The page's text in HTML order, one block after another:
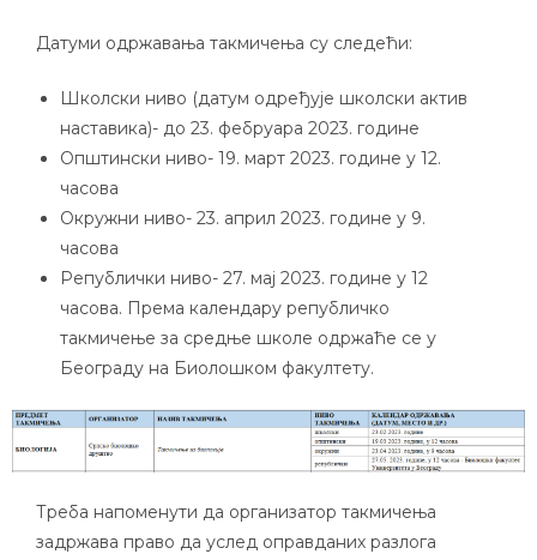
Датуми одржавања такмичења су следећи:
Школски ниво (датум одређује школски актив
наставика)- до 23. фебруара 2023. године
Општински ниво- 19. март 2023. године у 12.
часова
Окружни ниво- 23. април 2023. године у 9.
часова
Републички ниво- 27. мај 2023. године у 12
часова. Према календару републичко
такмичење за средње школе одржаће се у
Београду на Биолошком факултету.
Треба напоменути да организатор такмичења
задржава право да услед оправданих разлога